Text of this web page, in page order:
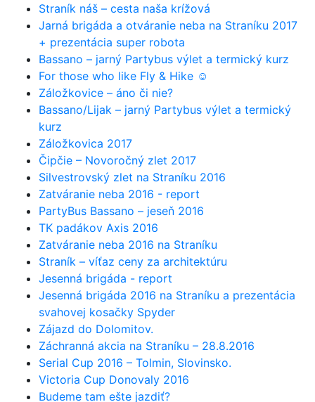
Straník náš – cesta naša krížová
Jarná brigáda a otváranie neba na Straníku 2017
+ prezentácia super robota
Bassano – jarný Partybus výlet a termický kurz
For those who like Fly & Hike ☺
Záložkovice – áno či nie?
Bassano/Lijak – jarný Partybus výlet a termický
kurz
Záložkovica 2017
Čipčie – Novoročný zlet 2017
Silvestrovský zlet na Straníku 2016
Zatváranie neba 2016 - report
PartyBus Bassano – jeseň 2016
TK padákov Axis 2016
Zatváranie neba 2016 na Straníku
Straník – víťaz ceny za architektúru
Jesenná brigáda - report
Jesenná brigáda 2016 na Straníku a prezentácia
svahovej kosačky Spyder
Zájazd do Dolomitov.
Záchranná akcia na Straníku – 28.8.2016
Serial Cup 2016 – Tolmin, Slovinsko.
Victoria Cup Donovaly 2016
Budeme tam ešte jazdiť?